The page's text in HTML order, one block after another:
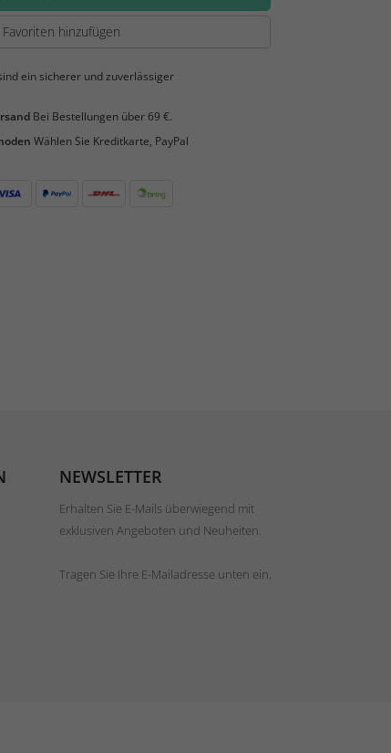
hinzufügen
ein sicherer und zuverlässiger
Bei Bestellungen über 69 €.
Wählen Sie Kreditkarte, PayPal
NEWSLETTER
Erhalten Sie E-Mails überwiegend mit
exklusiven Angeboten und Neuheiten.
Tragen Sie Ihre E-Mailadresse unten ein.